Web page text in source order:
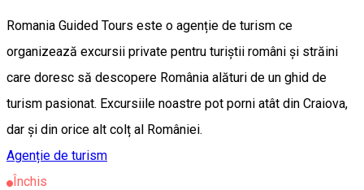
Romania Guided Tours este o agenție de turism ce
organizează excursii private pentru turiștii români și străini
care doresc să descopere România alături de un ghid de
turism pasionat. Excursiile noastre pot porni atât din Craiova,
dar și din orice alt colț al României.
Agenție de turism
Închis